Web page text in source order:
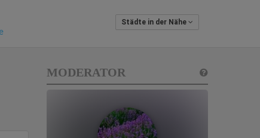
Städte in der Nähe
MODERATOR